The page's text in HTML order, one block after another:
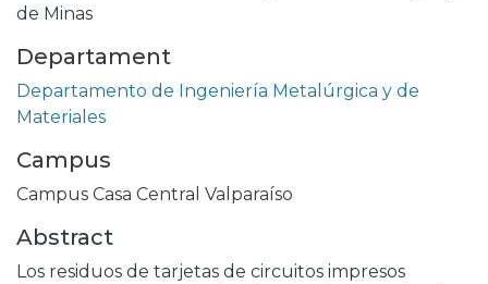
de Minas
Departament
Departamento de Ingeniería Metalúrgica y de
Materiales
Campus
Campus Casa Central Valparaíso
Abstract
Los residuos de tarjetas de circuitos impresos